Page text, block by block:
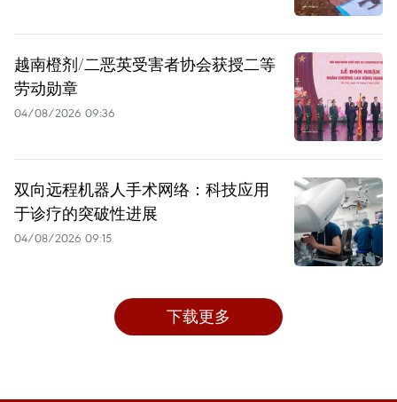
越南橙剂/二恶英受害者协会获授二等
劳动勋章
04/08/2026 09:36
双向远程机器人手术网络：科技应用
于诊疗的突破性进展
04/08/2026 09:15
下载更多